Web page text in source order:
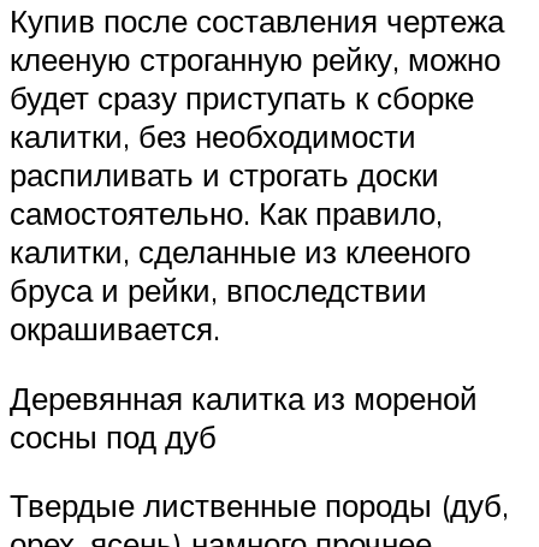
Купив после составления чертежа
клееную строганную рейку, можно
будет сразу приступать к сборке
калитки, без необходимости
распиливать и строгать доски
самостоятельно. Как правило,
калитки, сделанные из клееного
бруса и рейки, впоследствии
окрашивается.
Деревянная калитка из мореной
сосны под дуб
Твердые лиственные породы (дуб,